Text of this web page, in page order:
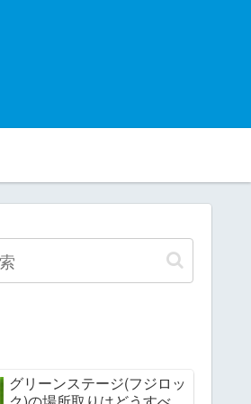
グリーンステージ(フジロッ